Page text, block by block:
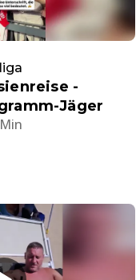
-
Jäger